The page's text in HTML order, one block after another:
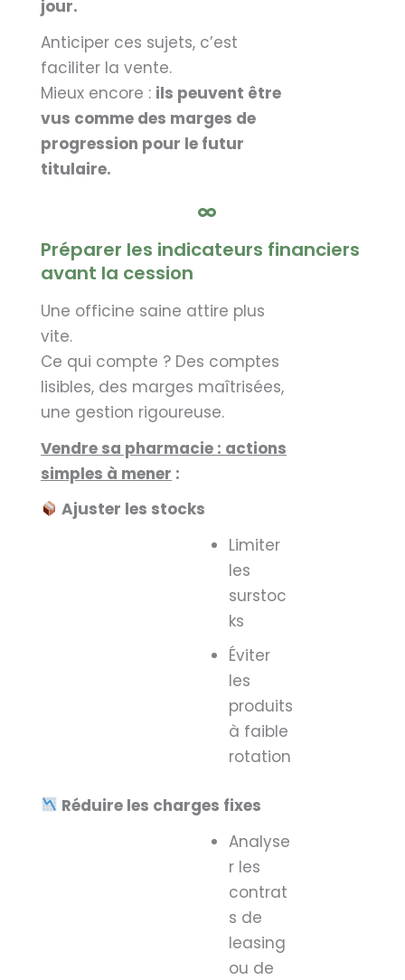
jour.
Anticiper ces sujets, c’est
faciliter la vente.
Mieux encore : ils peuvent être
vus comme des marges de
progression pour le futur
titulaire.
Préparer les indicateurs financiers
avant la cession
Une officine saine attire plus
vite.
Ce qui compte ? Des comptes
lisibles, des marges maîtrisées,
une gestion rigoureuse.
Vendre sa pharmacie : actions
simples à mener :
Ajuster les stocks
Limiter
les
surstoc
ks
Éviter
les
produits
à faible
rotation
Réduire les charges fixes
Analyse
r les
contrat
s de
leasing
ou de